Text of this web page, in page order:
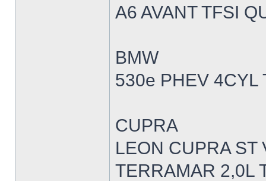
A6 AVANT TFSI
BMW
530e PHEV 4CYL
CUPRA
LEON CUPRA ST
TERRAMAR 2,0L